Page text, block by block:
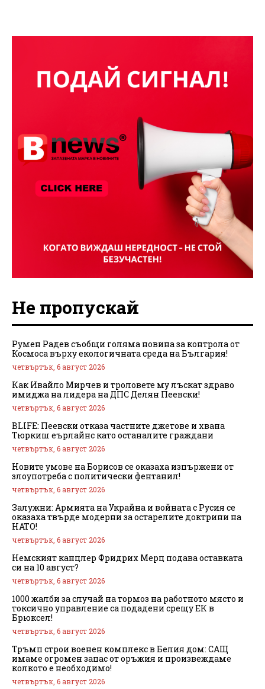
Не пропускай
Румен Радев съобщи голяма новина за контрола от
Космоса върху екологичната среда на България!
четвъртък, 6 август 2026
Как Ивайло Мирчев и троловете му лъскат здраво
имиджа на лидера на ДПС Делян Пеевски!
четвъртък, 6 август 2026
BLIFE: Пеевски отказа частните джетове и хвана
Тюркиш еърлайнс като останалите граждани
четвъртък, 6 август 2026
Новите умове на Борисов се оказаха изпържени от
злоупотреба с политически фентанил!
четвъртък, 6 август 2026
Залужни: Армията на Украйна и войната с Русия се
оказаха твърде модерни за остарелите доктрини на
НАТО!
четвъртък, 6 август 2026
Немският канцлер Фридрих Мерц подава оставката
си на 10 август?
четвъртък, 6 август 2026
1000 жалби за случай на тормоз на работното място и
токсично управление са подадени срещу ЕК в
Брюксел!
четвъртък, 6 август 2026
Тръмп строи военен комплекс в Белия дом: САЩ
имаме огромен запас от оръжия и произвеждаме
колкото е необходимо!
четвъртък, 6 август 2026